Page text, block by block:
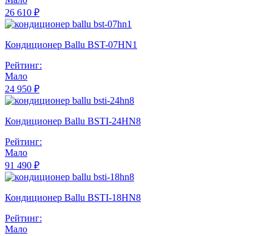
26 610 ₽
Кондиционер Ballu BST-07HN1
Рейтинг:
Мало
24 950 ₽
Кондиционер Ballu BSTI-24HN8
Рейтинг:
Мало
91 490 ₽
Кондиционер Ballu BSTI-18HN8
Рейтинг:
Мало